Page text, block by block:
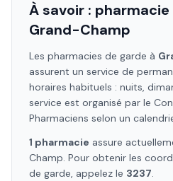
À savoir :
Grand-Champ
Les pharmacies de garde à
assurent un service de
horaires habituels : nuits,
service est organisé par le
Pharmaciens selon un
1 pharmacie assure
Champ. Pour obtenir les
de garde, appelez le 3237.